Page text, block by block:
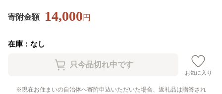
寄附金額 14,000円
在庫：なし
お気に入り
現在お住まいの自治体へ寄附申込いただいた場合、返礼品は贈答され